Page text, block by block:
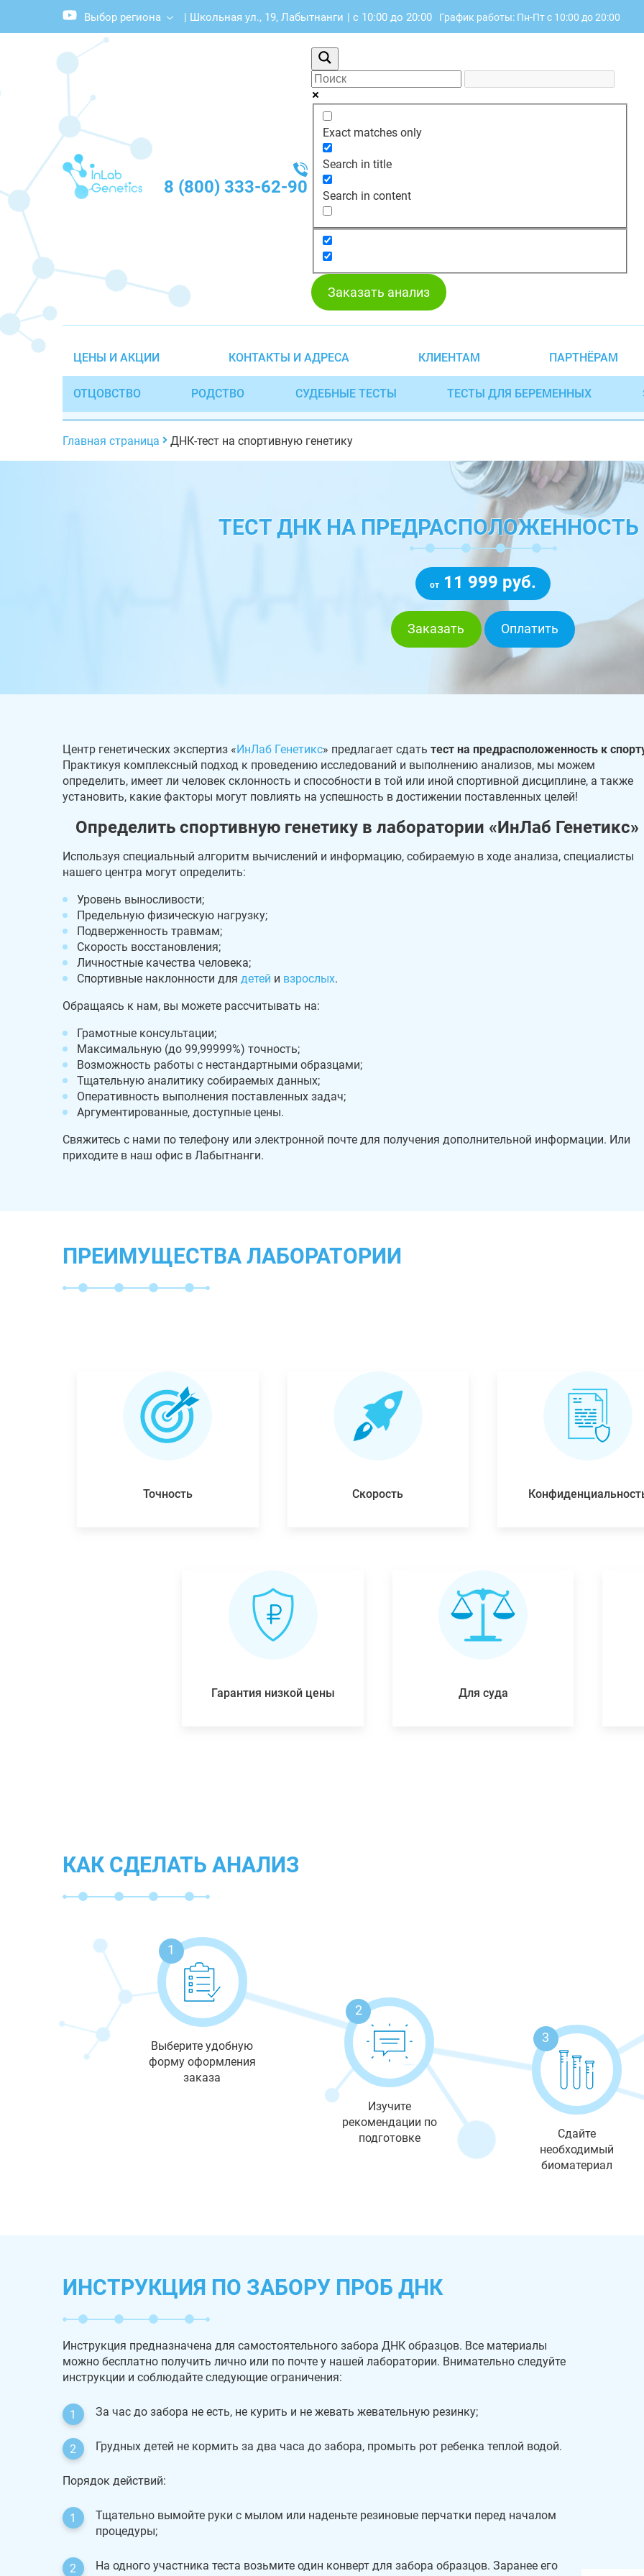
Выбор региона | Школьная ул., 19, Лабытнанги | с 10:00 до 20:00 График работы: Пн-Пт с 10:00 до 20:00
8 (800) 333-62-90
Exact matches only
Search in title
Search in content
Заказать анализ
ЦЕНЫ И АКЦИИ КОНТАКТЫ И АДРЕСА КЛИЕНТАМ ПАРТНЁРАМ
ОТЦОВСТВО РОДСТВО СУДЕБНЫЕ ТЕСТЫ ТЕСТЫ ДЛЯ БЕРЕМЕННЫХ
Главная страница ДНК-тест на спортивную генетику
ТЕСТ ДНК НА ПРЕДРАСПОЛОЖЕННОСТЬ
от 11 999 руб.
Заказать Оплатить
Центр генетических экспертиз «ИнЛаб Генетикс» предлагает сдать тест на предрасположенность к
Практикуя комплексный подход к проведению исследований и выполнению анализов, мы можем
определить, имеет ли человек склонность и способности в той или иной спортивной дисциплине, а также
установить, какие факторы могут повлиять на успешность в достижении поставленных целей!
Определить спортивную генетику в лаборатории «ИнЛаб Генетикс»
Используя специальный алгоритм вычислений и информацию, собираемую в ходе анализа, специалисты
нашего центра могут определить:
Уровень выносливости;
Предельную физическую нагрузку;
Подверженность травмам;
Скорость восстановления;
Личностные качества человека;
Спортивные наклонности для детей и взрослых.
Обращаясь к нам, вы можете рассчитывать на:
Грамотные консультации;
Максимальную (до 99,99999%) точность;
Возможность работы с нестандартными образцами;
Тщательную аналитику собираемых данных;
Оперативность выполнения поставленных задач;
Аргументированные, доступные цены.
Свяжитесь с нами по телефону или электронной почте для получения дополнительной информации. Или
приходите в наш офис в Лабытнанги.
ПРЕИМУЩЕСТВА ЛАБОРАТОРИИ
Точность Скорость
Гарантия низкой цены Для суда
КАК СДЕЛАТЬ АНАЛИЗ
1
Выберите удобную
форму оформления
заказа
2
Изучите
рекомендации по
подготовке
3
Сдайте
необходимый
биоматериал
ИНСТРУКЦИЯ ПО ЗАБОРУ ПРОБ ДНК
Инструкция предназначена для самостоятельного забора ДНК образцов. Все материалы
можно бесплатно получить лично или по почте у нашей лаборатории. Внимательно следуйте
инструкции и соблюдайте следующие ограничения:
За час до забора не есть, не курить и не жевать жевательную резинку;
Грудных детей не кормить за два часа до забора, промыть рот ребенка теплой водой.
Порядок действий:
Тщательно вымойте руки с мылом или наденьте резиновые перчатки перед началом
процедуры;
На одного участника теста возьмите один конверт для забора образцов. Заранее его